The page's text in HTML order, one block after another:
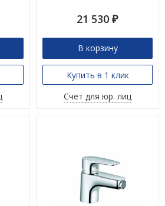
21 530 ₽
В корзину
Купить в 1 клик
Счет для юр. лиц